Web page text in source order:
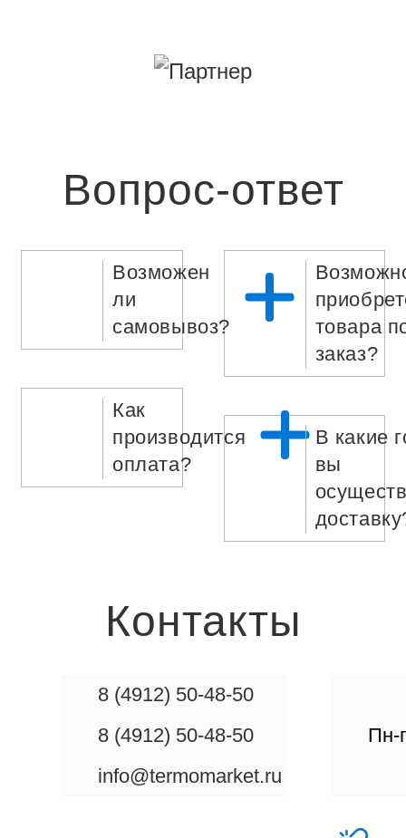
Вопрос-ответ
Возможен
ли
самовывоз?
Как
производится
оплата?
товара
заказ?
В какие
вы
Контакты
8 (4912) 50-48-50
8 (4912) 50-48-50
info@termomarket.ru
Пн-